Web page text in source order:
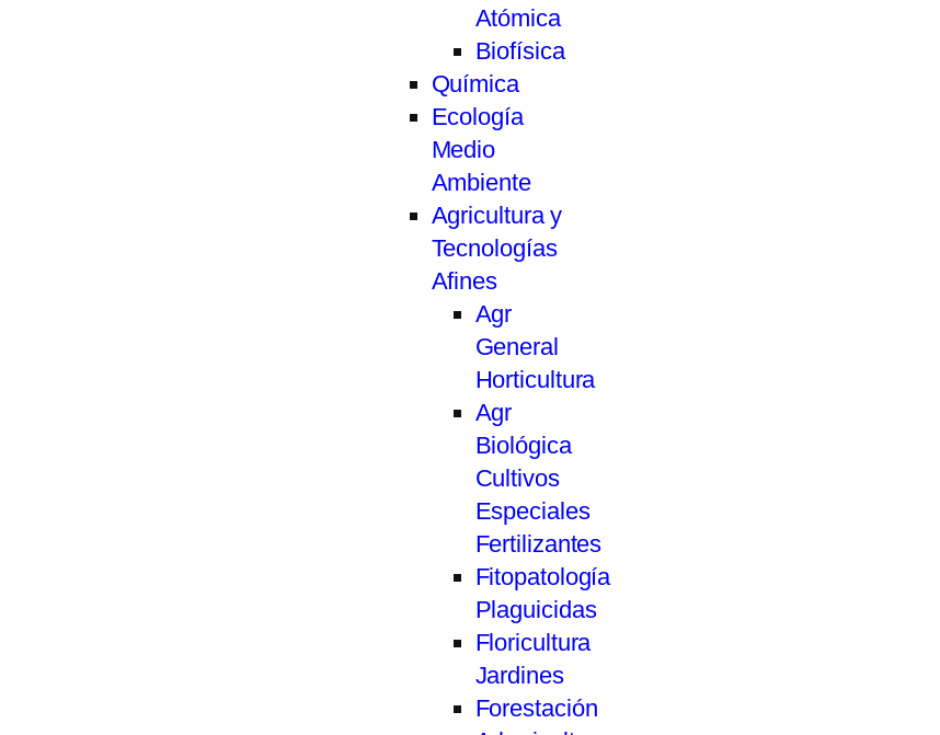
Atómica
Biofísica
Química
Ecología
Medio
Ambiente
Agricultura y
Tecnologías
Afines
Agr
General
Horticultura
Agr
Biológica
Cultivos
Especiales
Fertilizantes
Fitopatología
Plaguicidas
Floricultura
Jardines
Forestación